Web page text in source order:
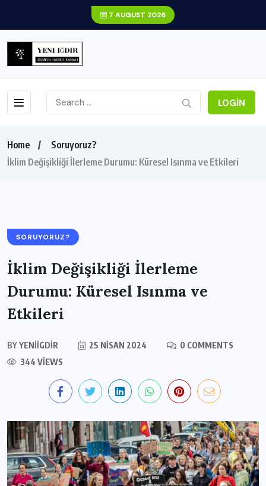
7 AUGUST 2026
LOGIN
Home
Soruyoruz?
İklim Değişikliği İlerleme Durumu: Küresel Isınma ve Etkileri
SORUYORUZ?
İklim Değişikliği İlerleme
Durumu: Küresel Isınma ve
Etkileri
BYYENIIGDIR 25 NISAN 2024
0 COMMENTS
344 VIEWS